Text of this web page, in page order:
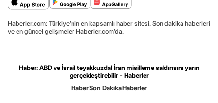
Haberler.com: Türkiye’nin en kapsamlı haber sitesi. Son dakika haberleri
ve en güncel gelişmeler Haberler.com’da.
Haber: ABD ve İsrail teyakkuzda! İran misilleme saldırısını yarın
gerçekleştirebilir - Haberler
HaberSon DakikaHaberler